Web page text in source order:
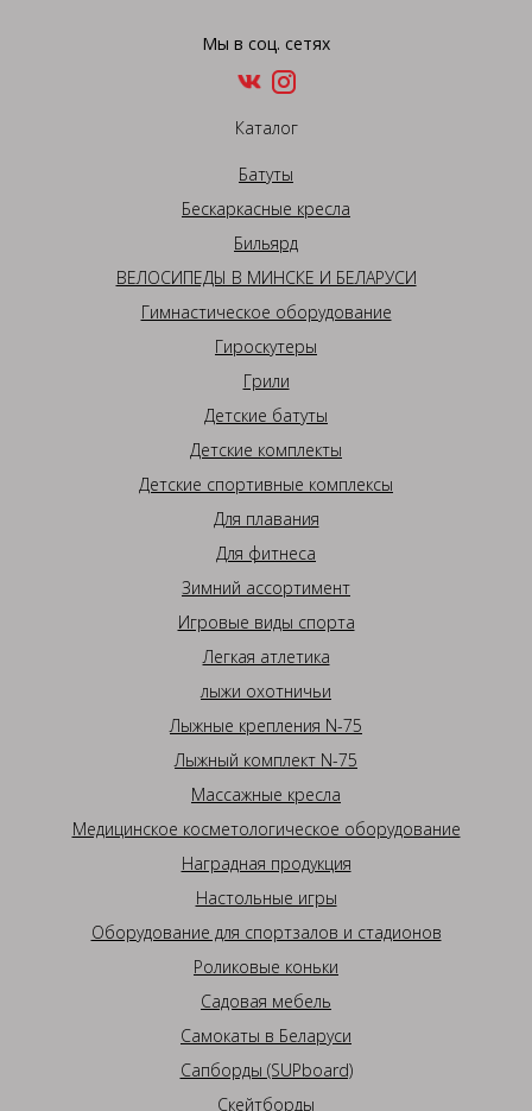
Мы в соц. сетях
Каталог
Батуты
Бескаркасные кресла
Бильярд
ВЕЛОСИПЕДЫ В МИНСКЕ И БЕЛАРУСИ
Гимнастическое оборудование
Гироскутеры
Грили
Детские батуты
Детские комплекты
Детские спортивные комплексы
Для плавания
Для фитнеса
Зимний ассортимент
Игровые виды спорта
Легкая атлетика
лыжи охотничьи
Лыжные крепления N-75
Лыжный комплект N-75
Массажные кресла
Медицинское косметологическое оборудование
Наградная продукция
Настольные игры
Оборудование для спортзалов и стадионов
Роликовые коньки
Садовая мебель
Самокаты в Беларуси
Сапборды (SUPboard)
Скейтборды